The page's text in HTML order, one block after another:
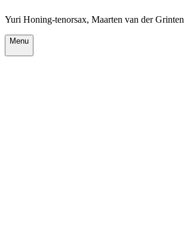
Yuri Honing-tenorsax, Maarten van der
Menu